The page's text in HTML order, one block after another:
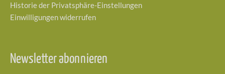
Historie der Privatsphäre-Einstellungen
Einwilligungen widerrufen
Newsletter abonnieren